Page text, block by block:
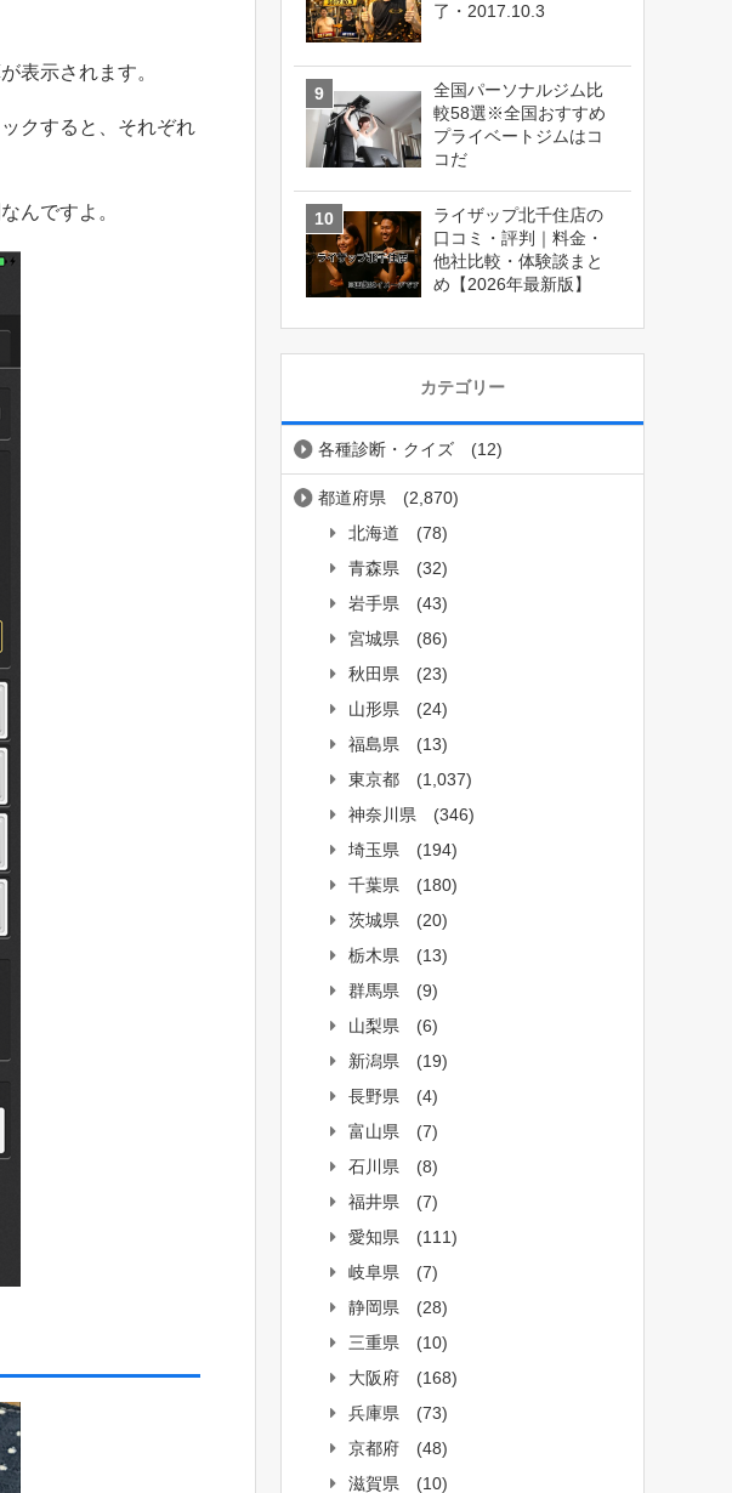
表示されます。
クすると、それぞれ
んですよ。
了・2017.10.3
全国パーソナルジム比
較58選※全国おすすめ
プライベートジムはコ
コだ
ライザップ北千住店の
口コミ・評判｜料金・
他社比較・体験談まと
め【2026年最新版】
カテゴリー
各種診断・クイズ (12)
都道府県
(2,870)
北海道
(78)
青森県
(32)
岩手県
(43)
宮城県
(86)
秋田県
(23)
山形県
(24)
福島県
(13)
東京都
(1,037)
神奈川県
(346)
埼玉県
(194)
千葉県
(180)
茨城県
(20)
栃木県
(13)
群馬県
(9)
山梨県
(6)
新潟県
(19)
長野県
(4)
富山県
(7)
石川県
(8)
福井県
(7)
愛知県
(111)
岐阜県
(7)
静岡県
(28)
三重県
(10)
大阪府
(168)
兵庫県
(73)
京都府
(48)
滋賀県
(10)